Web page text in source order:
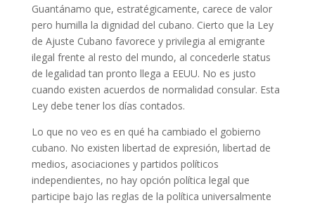
Guantánamo que, estratégicamente, carece de valor
pero humilla la dignidad del cubano. Cierto que la Ley
de Ajuste Cubano favorece y privilegia al emigrante
ilegal frente al resto del mundo, al concederle status
de legalidad tan pronto llega a EEUU. No es justo
cuando existen acuerdos de normalidad consular. Esta
Ley debe tener los días contados.
Lo que no veo es en qué ha cambiado el gobierno
cubano. No existen libertad de expresión, libertad de
medios, asociaciones y partidos políticos
independientes, no hay opción política legal que
participe bajo las reglas de la política universalmente